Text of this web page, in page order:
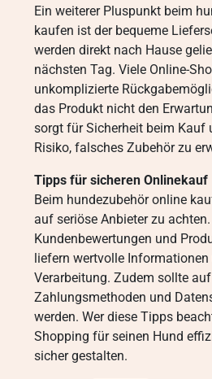
Ein weiterer Pluspunkt beim
kaufen ist der bequeme
werden direkt nach Hause
nächsten Tag. Viele Online-
unkomplizierte
das Produkt nicht den
sorgt für Sicherheit beim Kauf
Risiko, falsches Zubehör zu
Tipps für sicheren Onlinekauf
Beim hundezubehör online
auf seriöse Anbieter zu achten.
Kundenbewertungen und
liefern wertvolle
Verarbeitung. Zudem sollte
Zahlungsmethoden und
werden. Wer diese Tipps
Shopping für seinen Hund
sicher gestalten.